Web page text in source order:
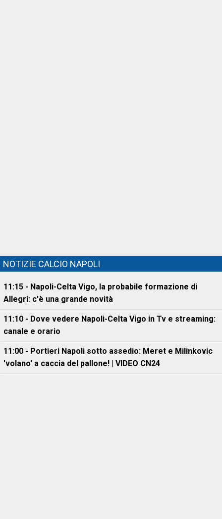
NOTIZIE CALCIO NAPOLI
11:15 - Napoli-Celta Vigo, la probabile formazione di
Allegri: c'è una grande novità
11:10 - Dove vedere Napoli-Celta Vigo in Tv e streaming:
canale e orario
11:00 - Portieri Napoli sotto assedio: Meret e Milinkovic
'volano' a caccia del pallone! | VIDEO CN24